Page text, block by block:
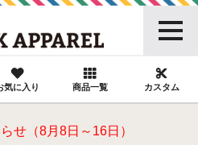
気に入り 商品一覧 カスタム
せ（8月8日～16日）